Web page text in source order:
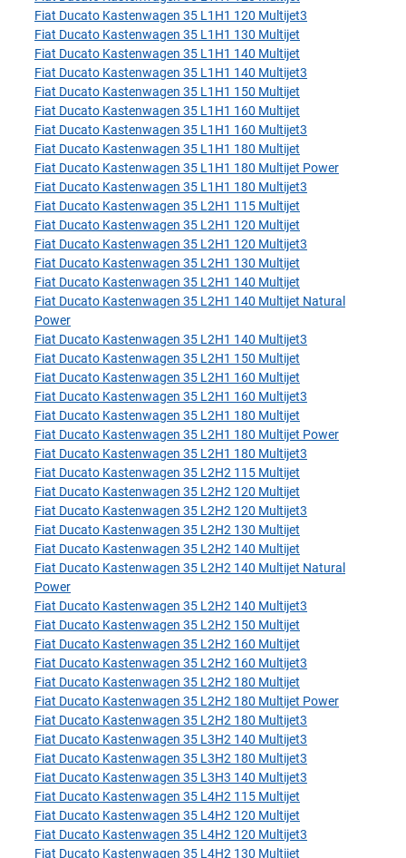
Fiat Ducato Kastenwagen 35 L1H1 120 Multijet3
Fiat Ducato Kastenwagen 35 L1H1 130 Multijet
Fiat Ducato Kastenwagen 35 L1H1 140 Multijet
Fiat Ducato Kastenwagen 35 L1H1 140 Multijet3
Fiat Ducato Kastenwagen 35 L1H1 150 Multijet
Fiat Ducato Kastenwagen 35 L1H1 160 Multijet
Fiat Ducato Kastenwagen 35 L1H1 160 Multijet3
Fiat Ducato Kastenwagen 35 L1H1 180 Multijet
Fiat Ducato Kastenwagen 35 L1H1 180 Multijet Power
Fiat Ducato Kastenwagen 35 L1H1 180 Multijet3
Fiat Ducato Kastenwagen 35 L2H1 115 Multijet
Fiat Ducato Kastenwagen 35 L2H1 120 Multijet
Fiat Ducato Kastenwagen 35 L2H1 120 Multijet3
Fiat Ducato Kastenwagen 35 L2H1 130 Multijet
Fiat Ducato Kastenwagen 35 L2H1 140 Multijet
Fiat Ducato Kastenwagen 35 L2H1 140 Multijet Natural
Power
Fiat Ducato Kastenwagen 35 L2H1 140 Multijet3
Fiat Ducato Kastenwagen 35 L2H1 150 Multijet
Fiat Ducato Kastenwagen 35 L2H1 160 Multijet
Fiat Ducato Kastenwagen 35 L2H1 160 Multijet3
Fiat Ducato Kastenwagen 35 L2H1 180 Multijet
Fiat Ducato Kastenwagen 35 L2H1 180 Multijet Power
Fiat Ducato Kastenwagen 35 L2H1 180 Multijet3
Fiat Ducato Kastenwagen 35 L2H2 115 Multijet
Fiat Ducato Kastenwagen 35 L2H2 120 Multijet
Fiat Ducato Kastenwagen 35 L2H2 120 Multijet3
Fiat Ducato Kastenwagen 35 L2H2 130 Multijet
Fiat Ducato Kastenwagen 35 L2H2 140 Multijet
Fiat Ducato Kastenwagen 35 L2H2 140 Multijet Natural
Power
Fiat Ducato Kastenwagen 35 L2H2 140 Multijet3
Fiat Ducato Kastenwagen 35 L2H2 150 Multijet
Fiat Ducato Kastenwagen 35 L2H2 160 Multijet
Fiat Ducato Kastenwagen 35 L2H2 160 Multijet3
Fiat Ducato Kastenwagen 35 L2H2 180 Multijet
Fiat Ducato Kastenwagen 35 L2H2 180 Multijet Power
Fiat Ducato Kastenwagen 35 L2H2 180 Multijet3
Fiat Ducato Kastenwagen 35 L3H2 140 Multijet3
Fiat Ducato Kastenwagen 35 L3H2 180 Multijet3
Fiat Ducato Kastenwagen 35 L3H3 140 Multijet3
Fiat Ducato Kastenwagen 35 L4H2 115 Multijet
Fiat Ducato Kastenwagen 35 L4H2 120 Multijet
Fiat Ducato Kastenwagen 35 L4H2 120 Multijet3
Fiat Ducato Kastenwagen 35 L4H2 130 Multijet